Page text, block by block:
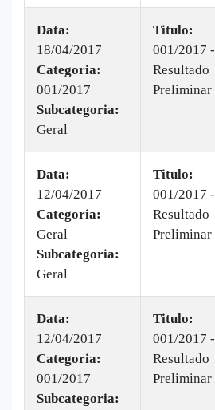
Data:
18/04/2017
Categoria:
001/2017
Subcategoria:
Geral
Titulo:
001/2017 -
Resultado
Preliminar
Data:
12/04/2017
Categoria:
Geral
Subcategoria:
Geral
Titulo:
001/2017 -
Resultado
Preliminar
Data:
12/04/2017
Categoria:
001/2017
Subcategoria:
Titulo:
001/2017 -
Resultado
Preliminar